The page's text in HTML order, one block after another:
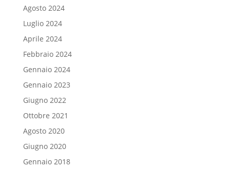
Agosto 2024
Luglio 2024
Aprile 2024
Febbraio 2024
Gennaio 2024
Gennaio 2023
Giugno 2022
Ottobre 2021
Agosto 2020
Giugno 2020
Gennaio 2018